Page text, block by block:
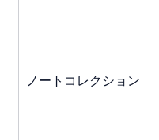
ノートコレクション